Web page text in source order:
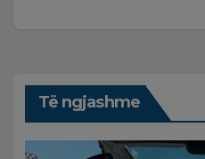
Të ngjashme